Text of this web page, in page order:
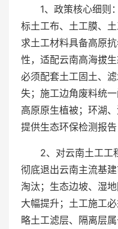
1、政策核心细则
标土工布、土工膜、
求土工材料具备高原
性，适配云南高海拔
必须配套土工固土、
失；施工边角废料统
高原原生植被；环湖
提供生态环保检测报
2、对云南土工工
彻底退出云南主流基
淘汰；生态边坡、湿
大幅提升；土工施工
略土工滤层、隔离层